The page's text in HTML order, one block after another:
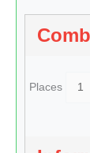
Places